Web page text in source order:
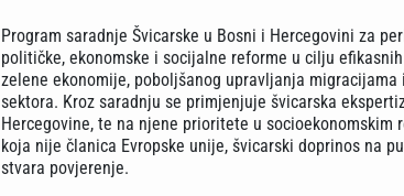
Program saradnje Švicarske u Bosni i Hercegovini za
političke, ekonomske i socijalne reforme u cilju
zelene ekonomije, poboljšanog upravljanja
sektora. Kroz saradnju se primjenjuje švicarska
Hercegovine, te na njene prioritete u socioekonomskim
koja nije članica Evropske unije, švicarski doprinos na
stvara povjerenje.